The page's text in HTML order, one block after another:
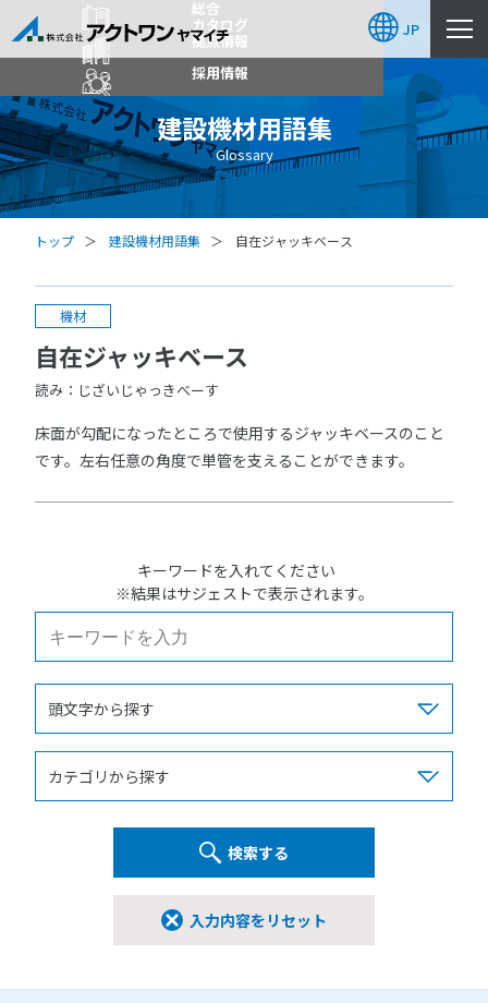
総合
カタログ
拠点情報
採用情報
JP
建設機材用語集
Glossary
トップ 建設機材用語集 自在ジャッキベース
機材
自在ジャッキベース
読み：じざいじゃっきべーす
床面が勾配になったところで使用するジャッキベースのこと
です。左右任意の角度で単管を支えることができます。
キーワードを入れてください
※結果はサジェストで表示されます。
入力内容をリセット
検索する